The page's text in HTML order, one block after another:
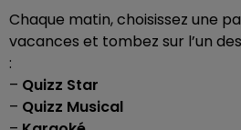
Chaque matin, choisissez une
vacances et tombez sur l’un
:
– Quizz Star
– Quizz Musical